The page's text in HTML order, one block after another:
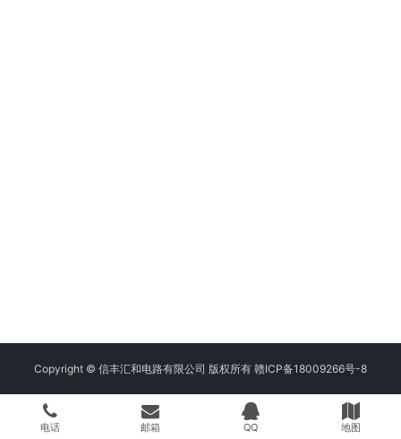
Copyright © 信丰汇和电路有限公司 版权所有 赣ICP备18009266号-8
电话 邮箱 QQ 地图